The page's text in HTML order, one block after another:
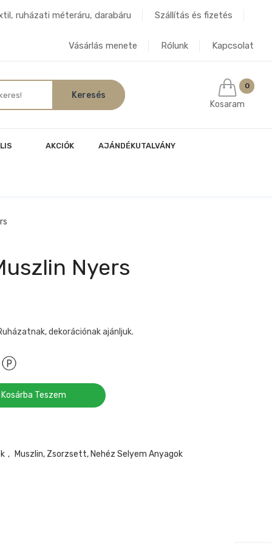
ruházati méteráru, darabáru Szállítás és fizetés
Vásárlás menete Rólunk Kapcsolat
0
Kosaram
AKCIÓK AJÁNDÉKUTALVÁNY
Nyers
dekorációnak ajánljuk.
Kosárba Teszem
, Muszlin, Zsorzsett, Nehéz Selyem Anyagok